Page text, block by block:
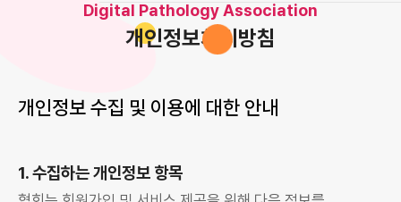
Digital Pathology Association
개인정보처리방침
개인정보 수집 및 이용에 대한 안내
1. 수집하는 개인정보 항목